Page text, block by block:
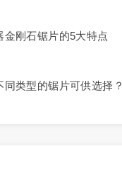
金刚石锯片的5大特点
同类型的锯片可供选择？